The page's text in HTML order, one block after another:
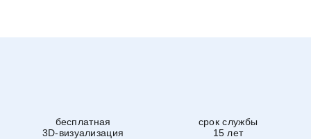
бесплатная
3D-визуализация
срок службы
15 лет